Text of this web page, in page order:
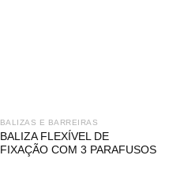
BALIZAS E BARREIRAS
BALIZA FLEXÍVEL DE
FIXAÇÃO COM 3 PARAFUSOS